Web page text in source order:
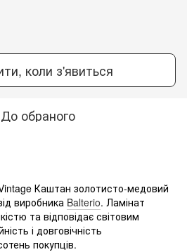
коли з'явиться
До обраного
Каштан золотисто-медовий
виробника Balterio. Ламінат
та відповідає світовим
і довговічність
покупців.